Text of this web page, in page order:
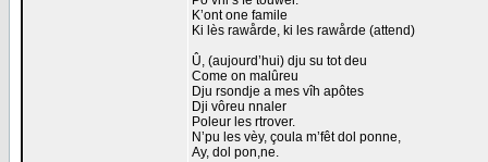
K’ont one famile
Ki lès rawårde, ki les rawårde (attend)
Û, (aujourd’hui) dju su tot deu
Come on malûreu
Dju rsondje a mes vîh apôtes
Dji vôreu nnaler
Poleur les rtrover.
N’pu les vèy, çoula m’fêt dol ponne,
Ay, dol pon,ne.